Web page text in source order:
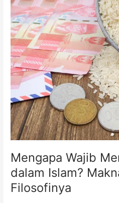
Mengapa Wajib
dalam Islam?
Filosofinya
Mengapa
Wajib
Menunaikan
Zakat
dalam
Islam?
Makna,
Dalil,
dan
Filosofinya